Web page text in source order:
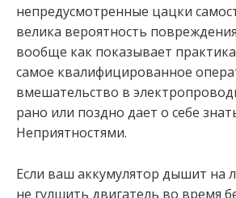
непредусмотренные цацки
велика вероятность
вообще как показывает
самое квалифицированное
вмешательство в
рано или поздно дает о себе
Неприятностями.
Если ваш аккумулятор дышит на
не гулшить двигатель во время